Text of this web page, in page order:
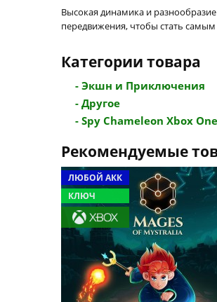
Высокая динамика и
передвижения, чтобы стать
Категории товара
- Экшн и Приключения
- Другое
- Spy Chameleon Xbox
Рекомендуемые
ЛЮБОЙ АКК
КЛЮЧ